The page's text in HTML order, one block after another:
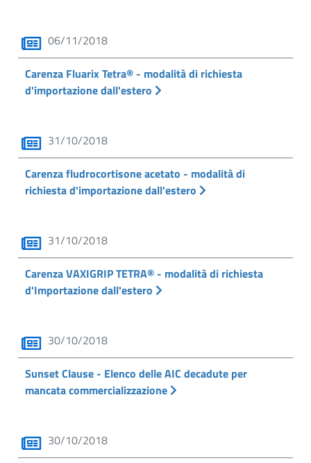
06/11/2018
Carenza Fluarix Tetra® - modalità di richiesta
d'importazione dall'estero
31/10/2018
Carenza fludrocortisone acetato - modalità di
richiesta d'importazione dall'estero
31/10/2018
Carenza VAXIGRIP TETRA® - modalità di richiesta
d'Importazione dall'estero
30/10/2018
Sunset Clause - Elenco delle AIC decadute per
mancata commercializzazione
30/10/2018